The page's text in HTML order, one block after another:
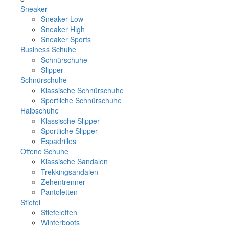
Sneaker
Sneaker Low
Sneaker High
Sneaker Sports
Business Schuhe
Schnürschuhe
Slipper
Schnürschuhe
Klassische Schnürschuhe
Sportliche Schnürschuhe
Halbschuhe
Klassische Slipper
Sportliche Slipper
Espadrilles
Offene Schuhe
Klassische Sandalen
Trekkingsandalen
Zehentrenner
Pantoletten
Stiefel
Stiefeletten
Winterboots